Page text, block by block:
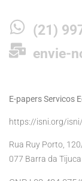
(21)
envie-
E-papers Servicos
https://isni.org/
Rua Ruy Porto,
077 Barra da